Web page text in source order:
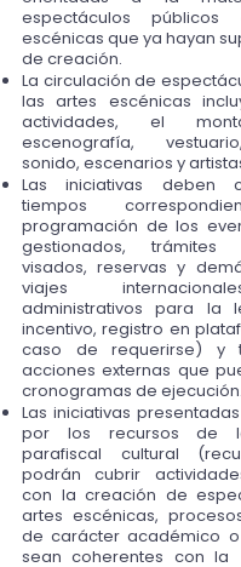
espectáculos
escénicas que ya hayan
de creación.
La circulación de
las artes escénicas
actividades, el
escenografía,
sonido, escenarios y
Las iniciativas deben
tiempos
programación de los
gestionados, trámites
visados, reservas y
viajes
administrativos para la
incentivo, registro en
caso de requerirse) y
acciones externas que
cronogramas de ejecución.
Las iniciativas
por los recursos de
parafiscal cultural
podrán cubrir
con la creación de
artes escénicas,
de carácter académico
sean coherentes con la